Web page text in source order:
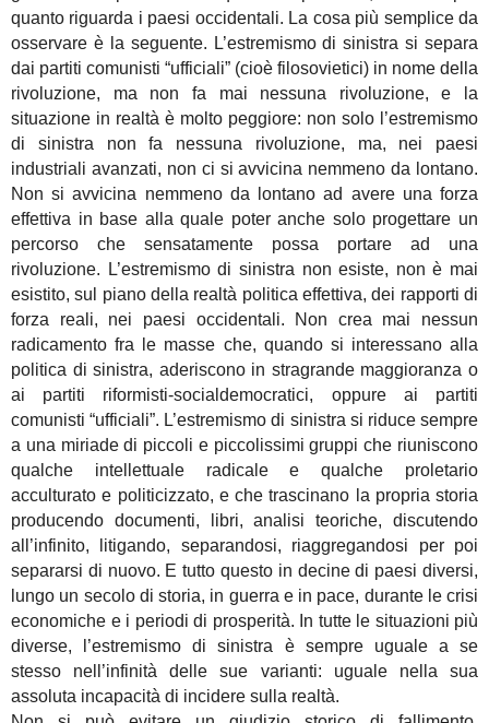
quanto riguarda i paesi occidentali. La cosa più semplice da
osservare è la seguente. L’estremismo di sinistra si separa
dai partiti comunisti “ufficiali” (cioè filosovietici) in nome della
rivoluzione, ma non fa mai nessuna rivoluzione, e la
situazione in realtà è molto peggiore: non solo l’estremismo
di sinistra non fa nessuna rivoluzione, ma, nei paesi
industriali avanzati, non ci si avvicina nemmeno da lontano.
Non si avvicina nemmeno da lontano ad avere una forza
effettiva in base alla quale poter anche solo progettare un
percorso che sensatamente possa portare ad una
rivoluzione. L’estremismo di sinistra non esiste, non è mai
esistito, sul piano della realtà politica effettiva, dei rapporti di
forza reali, nei paesi occidentali. Non crea mai nessun
radicamento fra le masse che, quando si interessano alla
politica di sinistra, aderiscono in stragrande maggioranza o
ai partiti riformisti-socialdemocratici, oppure ai partiti
comunisti “ufficiali”. L’estremismo di sinistra si riduce sempre
a una miriade di piccoli e piccolissimi gruppi che riuniscono
qualche intellettuale radicale e qualche proletario
acculturato e politicizzato, e che trascinano la propria storia
producendo documenti, libri, analisi teoriche, discutendo
all’infinito, litigando, separandosi, riaggregandosi per poi
separarsi di nuovo. E tutto questo in decine di paesi diversi,
lungo un secolo di storia, in guerra e in pace, durante le crisi
economiche e i periodi di prosperità. In tutte le situazioni più
diverse, l’estremismo di sinistra è sempre uguale a se
stesso nell’infinità delle sue varianti: uguale nella sua
assoluta incapacità di incidere sulla realtà.